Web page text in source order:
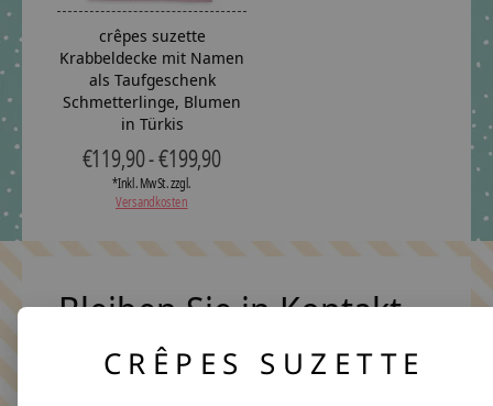
crêpes suzette
Krabbeldecke mit Namen
als Taufgeschenk
Schmetterlinge, Blumen
in Türkis
€119,90 - €199,90
*Inkl. MwSt. zzgl.
Versandkosten
Bleiben Sie in Kontakt
CRÊPES SUZETTE